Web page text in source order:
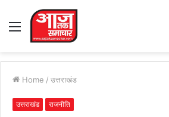
Menu
Home / उत्तराखंड
उत्तराखंड राजनीति